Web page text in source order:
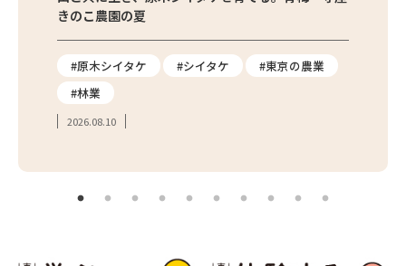
きのこ農園の夏
#原木シイタケ #シイタケ
#東京の農業
#林業
2026.08.10